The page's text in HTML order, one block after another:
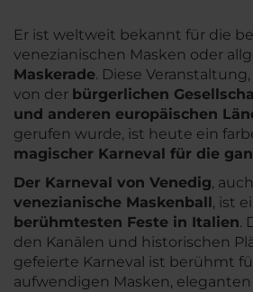
Er ist weltweit bekannt für die
venezianischen Masken oder
Maskerade. Diese
von der bürgerlichen
und anderen europäischen
gerufen wurde, ist heute ein
magischer Karneval für die
Der Karneval von Venedig,
venezianische Maskenball, ist
berühmtesten Feste in Italien.
den Kanälen und historischen
gefeierte Karneval ist berühmt
aufwendigen Masken,